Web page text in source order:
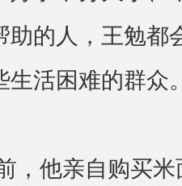
助的人，王勉都
生活困难的群众
他亲自购买米